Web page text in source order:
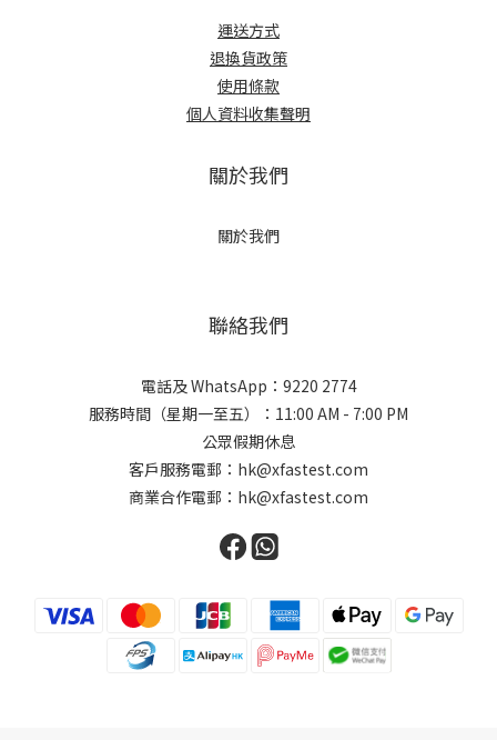
運送方式
退換貨政策
使用條款
個人資料收集聲明
關於我們
關於我們
聯絡我們
電話及 WhatsApp：9220 2774
服務時間（星期一至五）：11:00 AM - 7:00 PM
公眾假期休息
客戶服務電郵：hk@xfastest.com
商業合作電郵：hk@xfastest.com